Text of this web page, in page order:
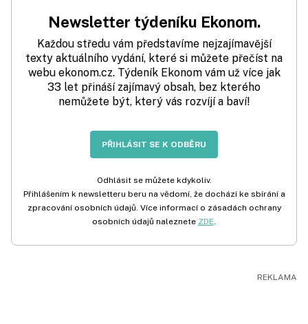
Newsletter týdeníku Ekonom.
Každou středu vám představíme nejzajímavější
texty aktuálního vydání, které si můžete přečíst na
webu ekonom.cz. Týdeník Ekonom vám už více jak
33 let přináší zajímavý obsah, bez kterého
nemůžete být, který vás rozvíjí a baví!
PŘIHLÁSIT SE K ODBĚRU
Odhlásit se můžete kdykoliv.
Přihlášením k newsletteru beru na vědomí, že dochází ke sbírání a
zpracování osobních údajů. Více informací o zásadách ochrany
osobních údajů naleznete ZDE.